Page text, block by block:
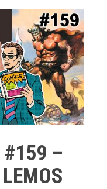
#159 –